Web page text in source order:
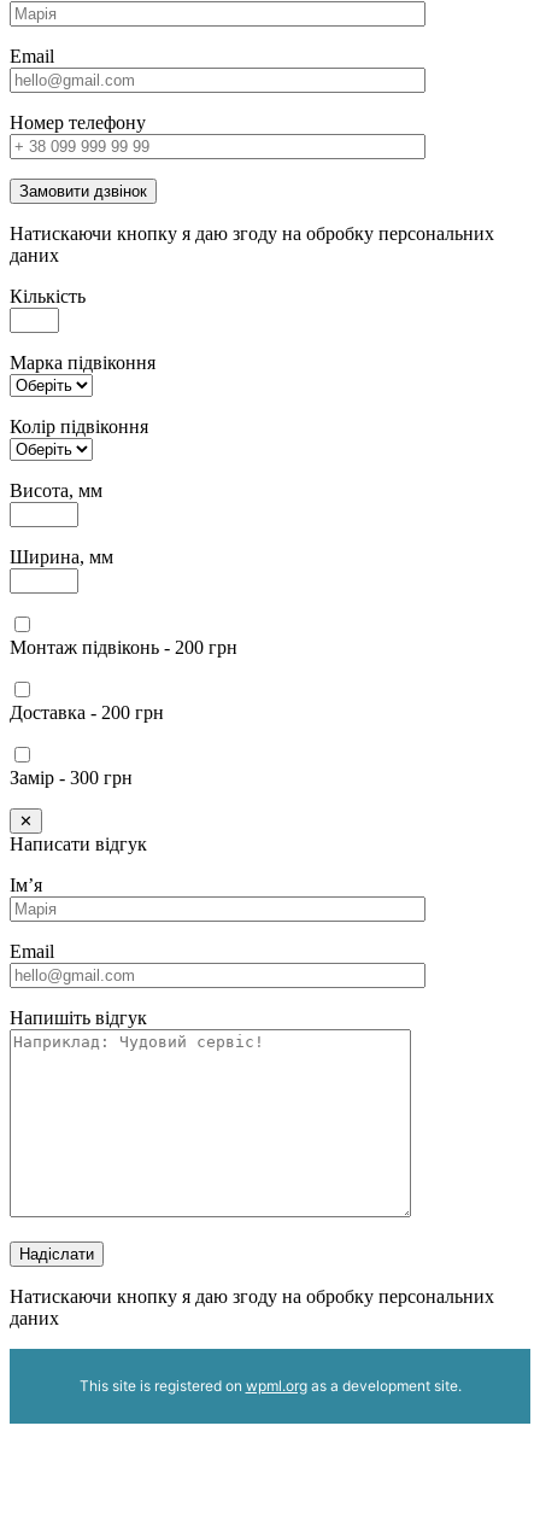
Email
Номер телефону
Замовити дзвінок
Натискаючи кнопку я даю згоду на обробку персональних
даних
Кількість
Марка підвіконня
Колір підвіконня
Висота, мм
Ширина, мм
Монтаж підвіконь - 200 грн
Доставка - 200 грн
Замір - 300 грн
✕
Написати відгук
Імʼя
Email
Напишіть відгук
Надіслати
Натискаючи кнопку я даю згоду на обробку персональних
даних
This site is registered on wpml.orgas a development site.